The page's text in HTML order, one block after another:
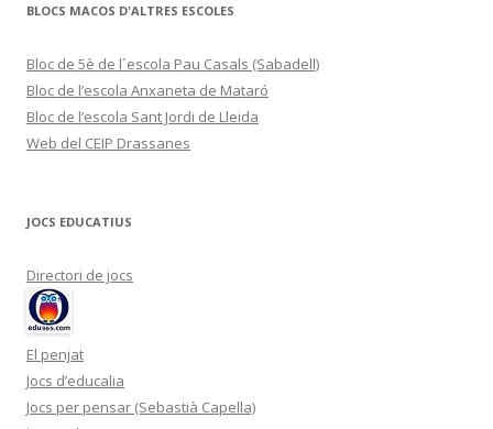
BLOCS MACOS D'ALTRES ESCOLES
Bloc de 5è de l´escola Pau Casals (Sabadell)
Bloc de l’escola Anxaneta de Mataró
Bloc de l’escola Sant Jordi de Lleida
Web del CEIP Drassanes
JOCS EDUCATIUS
Directori de jocs
El penjat
Jocs d’educalia
Jocs per pensar (Sebastià Capella)